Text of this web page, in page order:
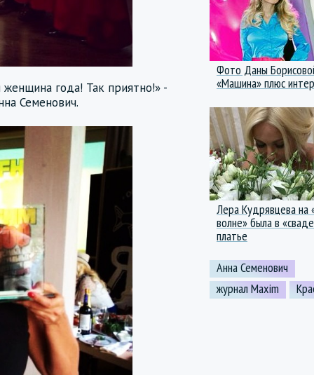
года! Так приятно!» -
Семенович.
Фото Даны
«Машина» плюс
Лера Кудрявцева на
волне» была в
платье
Анна Семенович
журнал Maxim